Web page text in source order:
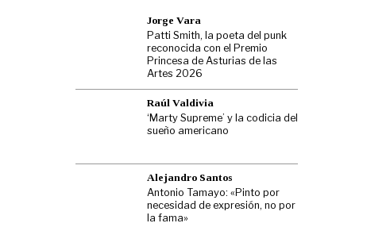
Jorge Vara
Patti Smith, la poeta del punk
reconocida con el Premio
Princesa de Asturias de las
Artes 2026
Raúl Valdivia
‘Marty Supreme’ y la codicia del
sueño americano
Alejandro Santos
Antonio Tamayo: «Pinto por
necesidad de expresión, no por
la fama»